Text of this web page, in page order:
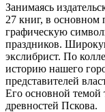
Занимаясь
27 книг, в основном
графическую
праздников.
экслибрист. По
историю нашего
представителей
Его основной темой
древностей Пскова.